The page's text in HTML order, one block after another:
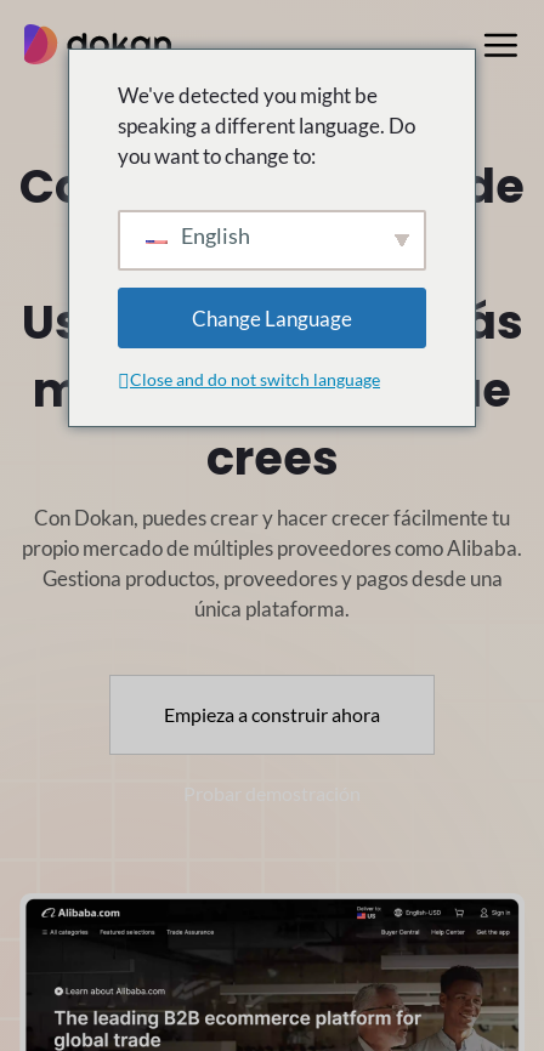
contenido
Construye en grande
comoAlibaba
Usando Dokan, estás
más cerca de lo que
crees
Con Dokan, puedes crear y hacer crecer fácilmente tu
propio mercado de múltiples proveedores comoAlibaba.
Gestiona productos, proveedores y pagos desde una
única plataforma.
Empieza a construir ahora
We've detected you might be
speaking a different language. Do
you want to change to:
English
Change Language
Close and do not switch language